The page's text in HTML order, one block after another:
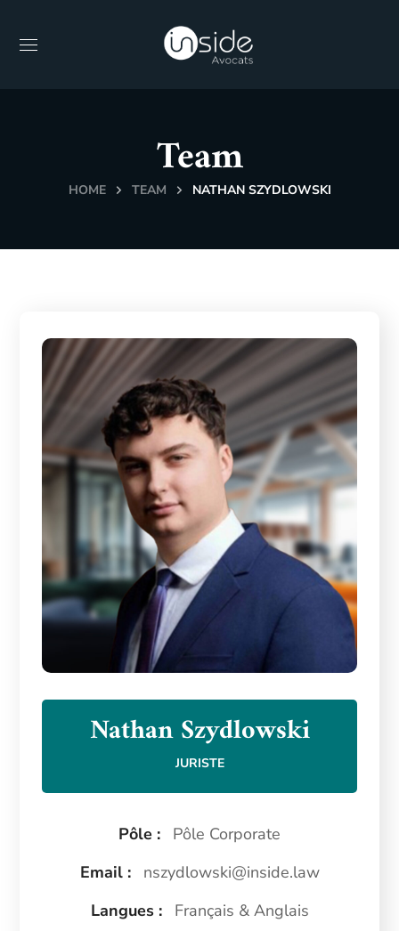
Team
HOME TEAM NATHAN SZYDLOWSKI
Nathan Szydlowski
JURISTE
Pôle :
Pôle Corporate
Email :
nszydlowski@inside.law
Langues :
Français & Anglais